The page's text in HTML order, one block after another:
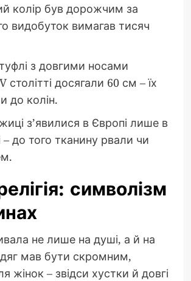
колір був дорожчим за
видобуток вимагав тисяч
з довгими носами
столітті досягали 60 см – їх
до колін.
з’явилися в Європі лише в
– до того тканину рвали чи
символізм
не лише на душі, а й на
мав бути скромним,
жінок – звідси хустки й довгі